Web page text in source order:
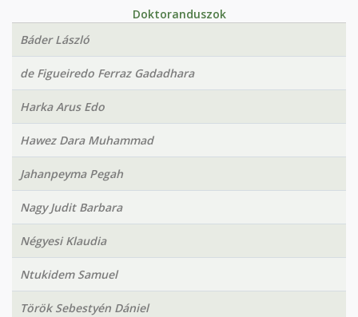
Doktoranduszok
Báder László
de Figueiredo Ferraz Gadadhara
Harka Arus Edo
Hawez Dara Muhammad
Jahanpeyma Pegah
Nagy Judit Barbara
Négyesi Klaudia
Ntukidem Samuel
Török Sebestyén Dániel